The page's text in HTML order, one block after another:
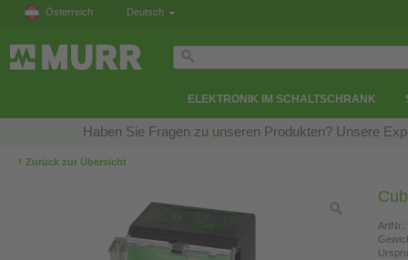
Österreich Deutsch
ELEKTRONIK IM SCHALTSCHRANK
Haben Sie Fragen zu unseren Produkten? Unsere
‹ Zurück zur Übersicht
ArtNr.: